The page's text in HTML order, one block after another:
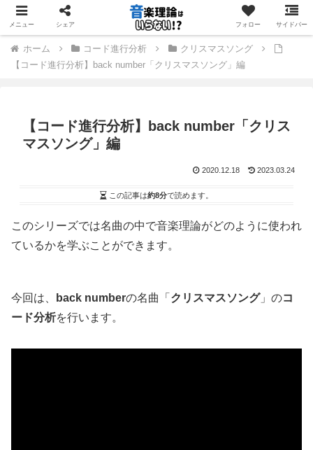
音楽理論を「学ぶ」のではなく「使う」ためのサイト
ホーム コード進行分析
クリスマスソング
【コード進行分析】back number「クリスマスソング」編
【コード進行分析】back number「クリス
マスソング」編
2020.12.18 2023.03.24
この記事は約8分で読めます。
このシリーズでは名曲の中で音楽理論がどのように使われ
ているかを学ぶことができます。
今回は、 back numberの名曲「 クリスマスソング」のコ
ード分析を行います。
メニュー シェア フォロー サイドバー